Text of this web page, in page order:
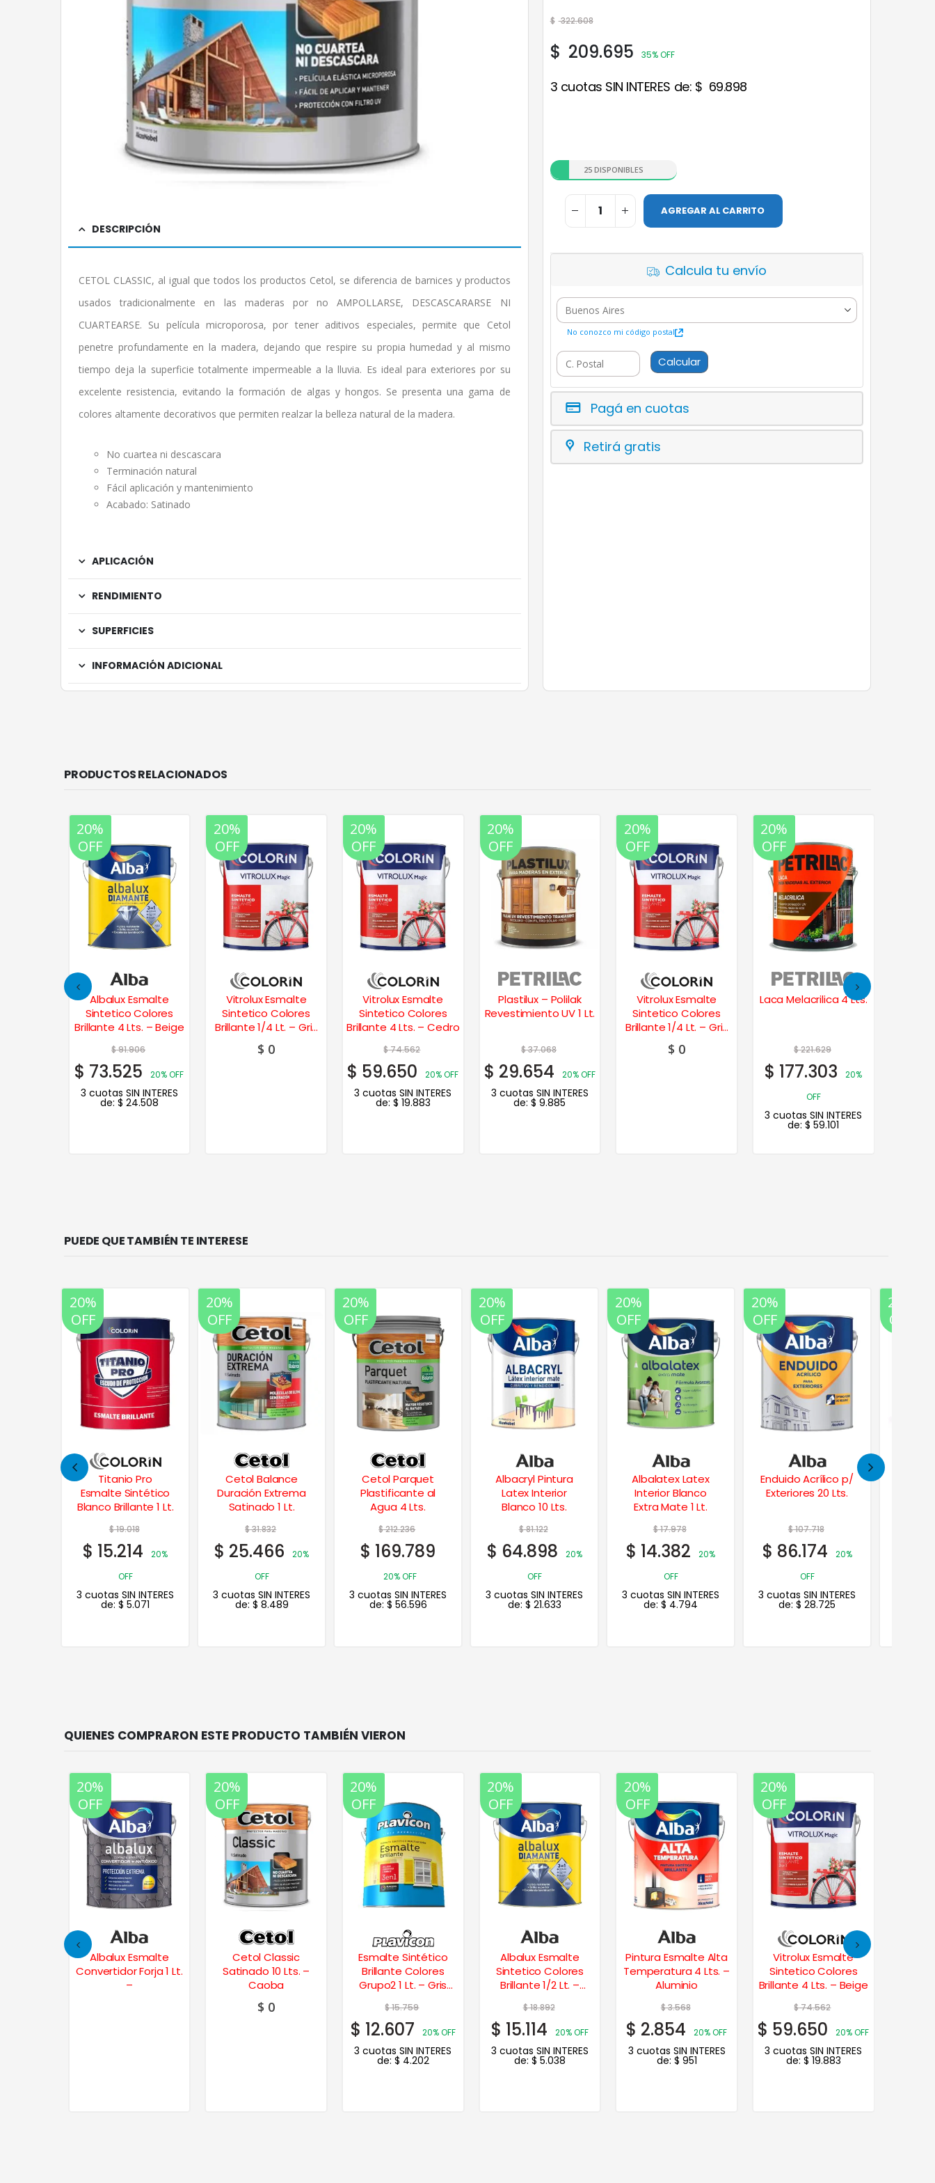
DESCRIPCIÓN
CETOL CLASSIC, al igual que todos los productos Cetol, se diferencia de barnices y productos
usados tradicionalmente en las maderas por no AMPOLLARSE, DESCASCARARSE NI
CUARTEARSE. Su película microporosa, por tener aditivos especiales, permite que Cetol
penetre profundamente en la madera, dejando que respire su propia humedad y al mismo
tiempo deja la superficie totalmente impermeable a la lluvia. Es ideal para exteriores por su
excelente resistencia, evitando la formación de algas y hongos. Se presenta una gama de
colores altamente decorativos que permiten realzar la belleza natural de la madera.
No cuartea ni descascara
Terminación natural
Fácil aplicación y mantenimiento
Acabado: Satinado
APLICACIÓN
RENDIMIENTO
SUPERFICIES
INFORMACIÓN ADICIONAL
$ 322.608
$ 209.695 35% OFF
3 cuotas SIN INTERES de: $ 69.898
25 DISPONIBLES
AGREGAR AL CARRITO
Calcula tu envío
No conozco mi código postal
Calcular
Pagá en cuotas
Retirá gratis
PRODUCTOS RELACIONADOS
20%
OFF
Albalux Esmalte
Sintetico Colores
Brillante 4 Lts. – Beige
$91.906
$ 73.525 20% OFF
3 cuotas SIN INTERES
de: $ 24.508
20%
OFF
Vitrolux Esmalte
Sintetico Colores
Brillante 1/4 Lt. – Gris
Hielo
$ 0
20%
OFF
Vitrolux Esmalte
Sintetico Colores
Brillante 4 Lts. – Cedro
$74.562
$ 59.650 20% OFF
3 cuotas SIN INTERES
de: $ 19.883
20%
OFF
Plastilux – Polilak
Revestimiento UV 1 Lt.
$37.068
$ 29.654 20% OFF
3 cuotas SIN INTERES
de:$ 9.885
20%
OFF
Vitrolux Esmalte
Sintetico Colores
Brillante 1/4 Lt. – Gris
Espacial
$ 0
20%
OFF
Laca Melacrilica 4 Lts.
$221.629
$ 177.303
20%
OFF
3 cuotas SIN INTERES
de:$ 59.101
PUEDE QUE TAMBIÉN TE INTERESE
20%
OFF
Cetol Balance
Duración Extrema
Satinado 1 Lt.
$31.832
$25.466
20%
OFF
3 cuotas SIN INTERES
de: $8.489
20%
OFF
Cetol Parquet
Plastificante al
Agua 4 Lts.
$212.236
$169.789
20% OFF
3 cuotas SIN INTERES
de: $56.596
20%
OFF
Albacryl Pintura
Latex Interior
Blanco 10 Lts.
$81.122
64.898
20%
OFF
3 cuotas SIN INTERES
de:$ 21.633
20%
OFF
Albalatex Latex
Interior Blanco
Extra Mate 1 Lt.
$17.978
$ 14.382
20%
OFF
3 cuotas SIN INTERES
de: $ 4.794
20%
OFF
Enduido Acrílico p/
Exteriores 20 Lts.
$107.718
$ 86.174
20%
OFF
3 cuotas SIN INTERES
de: $28.725
20%
OFF
Masilla Multiuso p/
Placas De Yeso 32
$74.364
$ 59.491
20%
OFF
3 cuotas SIN INTERES
de:$ 19.830
20%
OFF
20%
OFF
Albalux Esmalte
Convertidor Forja 1 Lt.
–
20%
OFF
Cetol Classic
Satinado 10 Lts. –
Caoba
$ 0
20%
OFF
Esmalte Sintético
Brillante Colores
Grupo2 1 Lt. – Gris
$15.759
$ 12.607 20% OFF
3 cuotas SIN INTERES
de: $ 4.202
20%
OFF
Albalux Esmalte
Sintetico Colores
Brillante 1/2 Lt. –
$18.892
$ 15.114 20% OFF
3 cuotas SIN INTERES
de: $ 5.038
20%
OFF
Pintura Esmalte Alta
Temperatura 4 Lts. –
Aluminio
$3.568
$ 2.854 20% OFF
3 cuotas SIN INTERES
de: $ 951
20%
OFF
Vitrolux Esmalte
Sintetico Colores
Brillante 4 Lts. – Beige
$74.562
$ 59.650 20% OFF
3 cuotas SIN INTERES
de: $ 19.883